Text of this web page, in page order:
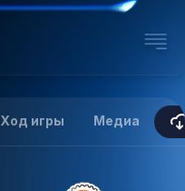
Ход игры Медиа